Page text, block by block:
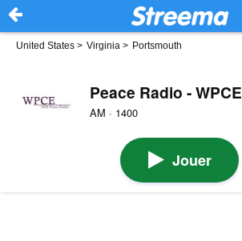
United States > Virginia > Portsmouth
Peace Radio - WPCE
AM · 1400
Jouer